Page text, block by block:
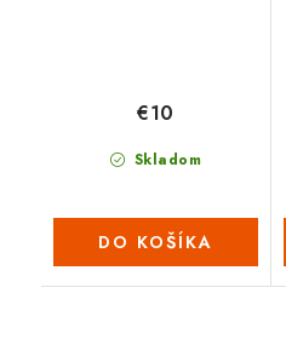
Skladom
€10
DO KOŠÍKA